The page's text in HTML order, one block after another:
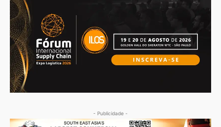
- Publicidade -